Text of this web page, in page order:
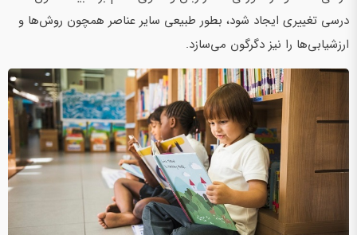
درسی تغییری ایجاد شود، بطور طبیعی سایر عناصر همچون روش‌ها و
ارزشیابی‌ها را نیز دگرگون می‌سازد.